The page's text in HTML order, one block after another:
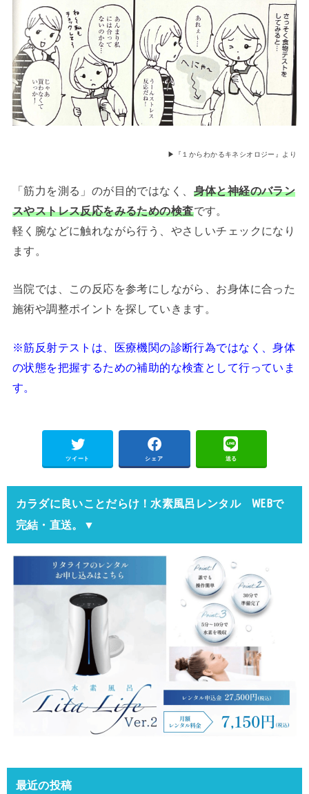
▶︎『１からわかるキネシオロジー』より
「筋力を測る」のが目的ではなく、 身体と神経のバラン
スやストレス反応をみるための検査です。
軽く腕などに触れながら行う、やさしいチェックになり
ます。
当院では、この反応を参考にしながら、お身体に合った
施術や調整ポイントを探していきます。
※筋反射テストは、医療機関の診断行為ではなく、身体
の状態を把握するための補助的な検査として行っていま
す。
ツイート シェア 送る
カラダに良いことだらけ！水素風呂レンタル WEBで
完結・直送。▼
最近の投稿